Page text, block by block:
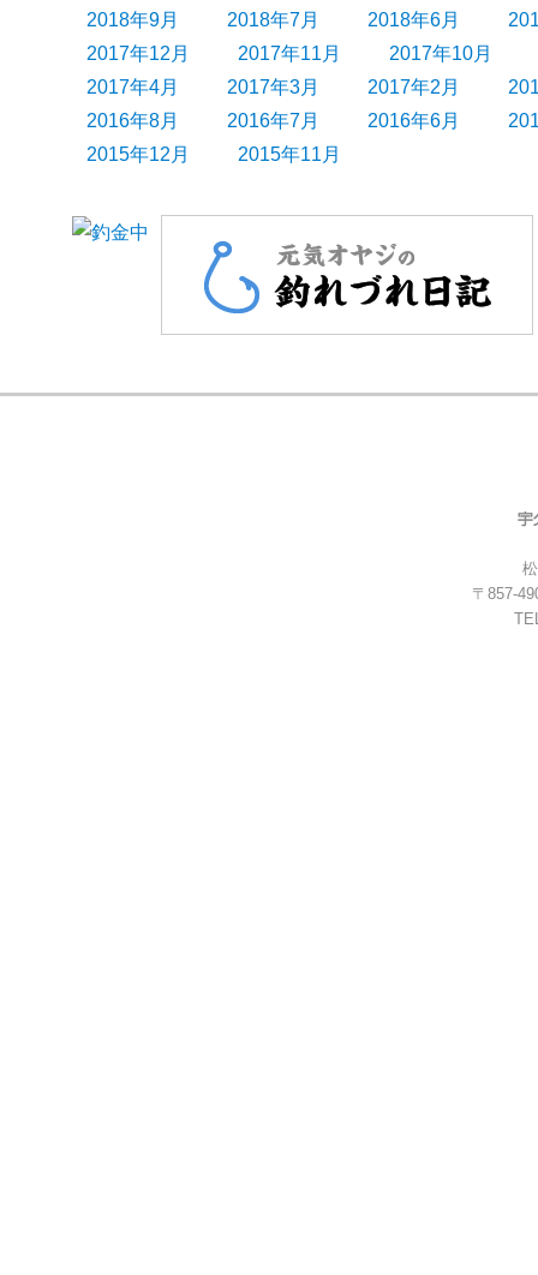
2018年9月
2018年7月 2018年6月
2017年12月
2017年11月
2017年10月
2017年4月
2017年3月 2017年2月
2016年8月
2016年7月 2016年6月
2015年12月
2015年11月
〒857-